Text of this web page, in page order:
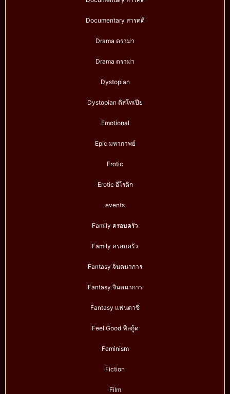
Documentary สารคดี
Drama ดราม่า
Drama ดราม่า
Dystopian
Dystopian ดิสโทเปีย
Emotional
Epic มหากาพย์
Erotic
Erotic อีโรติก
events
Family ครอบครัว
Family ครอบครัว
Fantasy จินตนาการ
Fantasy จินตนาการ
Fantasy แฟนตาซี
Feel Good ฟีลกู้ด
Feminism
Fiction
Film